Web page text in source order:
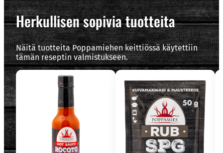
Herkullisen sopivia tuotteita
Näitä tuotteita Poppamiehen keittiössä käytettiin
tämän reseptin valmistukseen.